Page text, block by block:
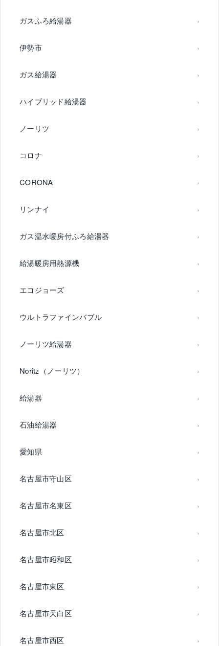
ガスふろ給湯器
伊勢市
ガス給湯器
ハイブリッド給湯器
ノーリツ
コロナ
CORONA
リンナイ
ガス温水暖房付ふろ給湯器
給湯暖房用熱源機
エコジョーズ
ウルトラファインバブル
ノーリツ給湯器
Noritz（ノーリツ）
給湯器
石油給湯器
愛知県
名古屋市守山区
名古屋市名東区
名古屋市北区
名古屋市昭和区
名古屋市東区
名古屋市天白区
名古屋市西区